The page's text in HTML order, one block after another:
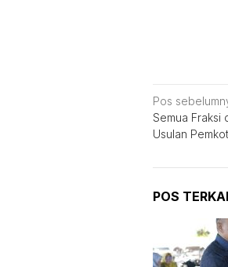
pos
Pos
Semua Fraksi
Usulan Pemkot
POS